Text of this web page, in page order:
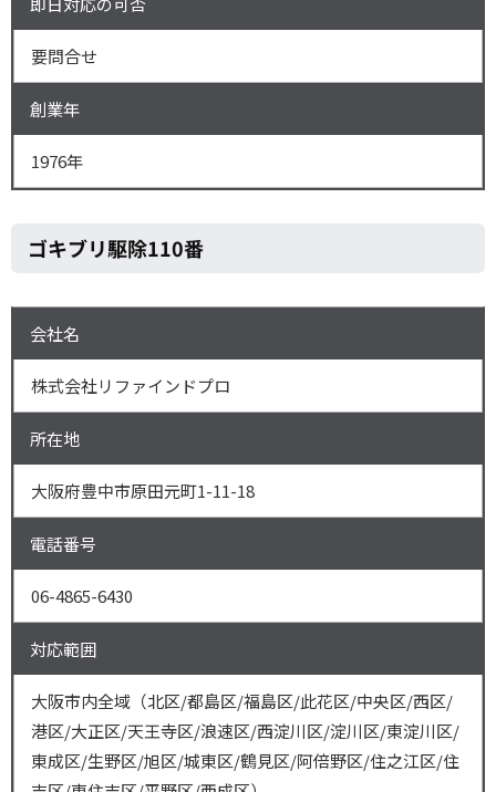
要問合せ
創業年
1976年
ゴキブリ駆除110番
会社名
株式会社リファインドプロ
所在地
大阪府豊中市原田元町1-11-18
電話番号
06-4865-6430
対応範囲
大阪市内全域（北区/都島区/福島区/此花区/中央区/西区/
港区/大正区/天王寺区/浪速区/西淀川区/淀川区/東淀川区/
東成区/生野区/旭区/城東区/鶴見区/阿倍野区/住之江区/住